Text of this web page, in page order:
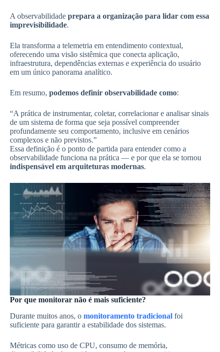
A observabilidade prepara a organização para lidar com essa
imprevisibilidade.
Ela transforma a telemetria em entendimento contextual,
oferecendo uma visão sistêmica que conecta aplicação,
infraestrutura, dependências externas e experiência do usuário
em um único panorama analítico.
Em resumo, podemos definir observabilidade como:
“A prática de instrumentar, coletar, correlacionar e analisar sinais
de um sistema de forma que seja possível compreender
profundamente seu comportamento, inclusive em cenários
complexos e não previstos.”
Essa definição é o ponto de partida para entender como a
observabilidade funciona na prática — e por que ela se tornou
indispensável em arquiteturas modernas.
Por que monitorar não é mais suficiente?
Durante muitos anos, o monitoramento tradicional foi
suficiente para garantir a estabilidade dos sistemas.
Métricas como uso de CPU, consumo de memória,